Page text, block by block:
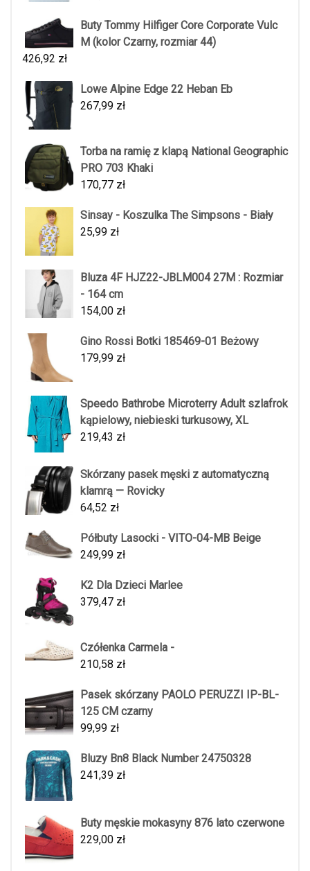
Buty Tommy Hilfiger Core Corporate Vulc
M (kolor Czarny, rozmiar 44)
426,92 zł
Lowe Alpine Edge 22 Heban Eb
267,99 zł
Torba na ramię z klapą National Geographic
PRO 703 Khaki
170,77 zł
Sinsay - Koszulka The Simpsons - Biały
25,99 zł
Bluza 4F HJZ22-JBLM004 27M : Rozmiar
- 164 cm
154,00 zł
Gino Rossi Botki 185469-01 Beżowy
179,99 zł
Speedo Bathrobe Microterry Adult szlafrok
kąpielowy, niebieski turkusowy, XL
219,43 zł
Skórzany pasek męski z automatyczną
klamrą — Rovicky
64,52 zł
Półbuty Lasocki - VITO-04-MB Beige
249,99 zł
K2 Dla Dzieci Marlee
379,47 zł
Czółenka Carmela -
210,58 zł
Pasek skórzany PAOLO PERUZZI IP-BL-
125 CM czarny
99,99 zł
Bluzy Bn8 Black Number 24750328
241,39 zł
Buty męskie mokasyny 876 lato czerwone
229,00 zł